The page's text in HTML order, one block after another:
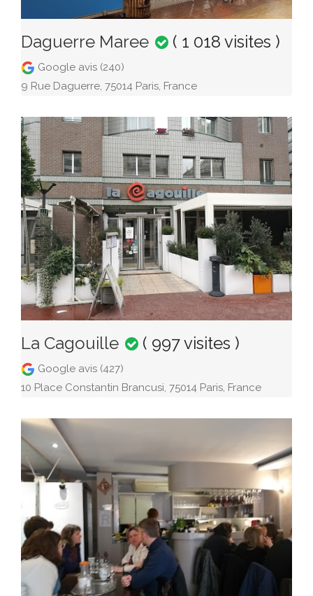
Daguerre Maree ( 1 018 visites )
Google avis (240)
9 Rue Daguerre, 75014 Paris, France
La Cagouille ( 997 visites )
Google avis (427)
10 Place Constantin Brancusi, 75014 Paris, France